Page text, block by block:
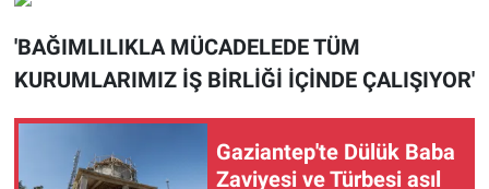
'BAĞIMLILIKLA MÜCADELEDE TÜM
KURUMLARIMIZ İŞ BİRLİĞİ İÇİNDE ÇALIŞIYOR'
Gaziantep'te Dülük Baba
Zaviyesi ve Türbesi asıl